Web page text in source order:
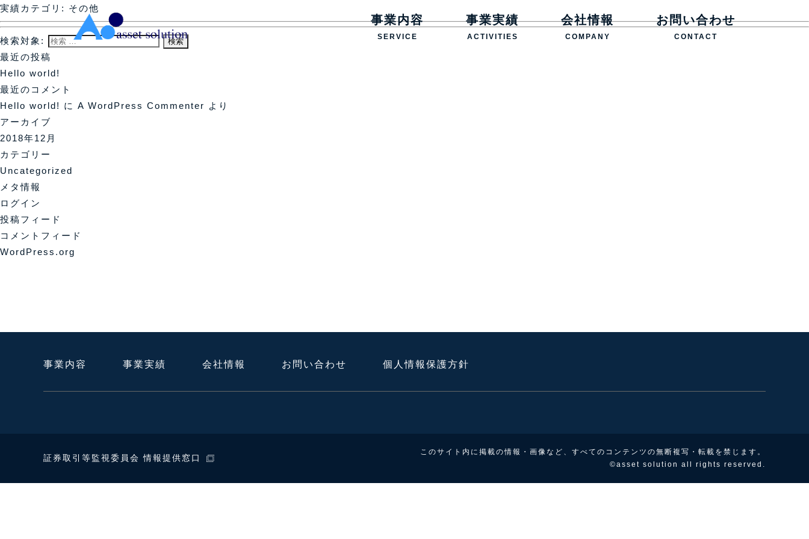
事業内容
SERVICE
事業実績
ACTIVITIES
会社情報
COMPANY
お問い合わせ
CONTACT
実績カテゴリ: その他
検索対象:
最近の投稿
Hello world!
最近のコメント
Hello world! に A WordPress Commenter より
アーカイブ
2018年12月
カテゴリー
Uncategorized
メタ情報
ログイン
投稿フィード
コメントフィード
WordPress.org
事業内容 事業実績 会社情報 お問い合わせ 個人情報保護方針
証券取引等監視委員会 情報提供窓口
このサイト内に掲載の情報・画像など、すべてのコンテンツの無断複写・転載を禁じます。
©asset solution all rights reserved.